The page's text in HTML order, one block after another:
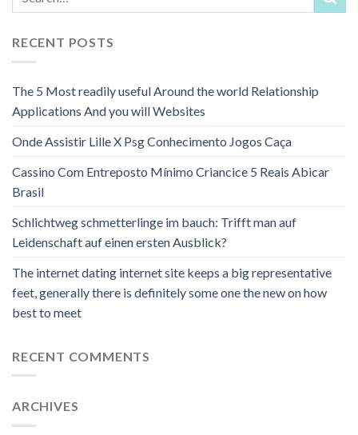
RECENT POSTS
The 5 Most readily useful Around the world Relationship
Applications And you will Websites
Onde Assistir Lille X Psg Conhecimento Jogos Caça
Cassino Com Entreposto Mínimo Criancice 5 Reais Abicar
Brasil
Schlichtweg schmetterlinge im bauch: Trifft man auf
Leidenschaft auf einen ersten Ausblick?
The internet dating internet site keeps a big representative
feet, generally there is definitely some one the new on how
best to meet
RECENT COMMENTS
ARCHIVES